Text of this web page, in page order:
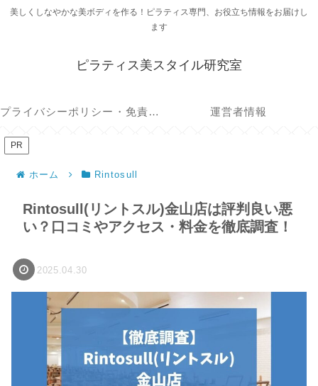
美しくしなやかな美ボディを作る！ピラティス専門、お役立ち情報をお届けし
ます
ピラティス美スタイル研究室
プライバシーポリシー・免責事項 運営者情報
PR
ホーム Rintosull
Rintosull(リントスル)金山店は評判良い悪
い？口コミやアクセス・料金を徹底調査！
2025.04.30